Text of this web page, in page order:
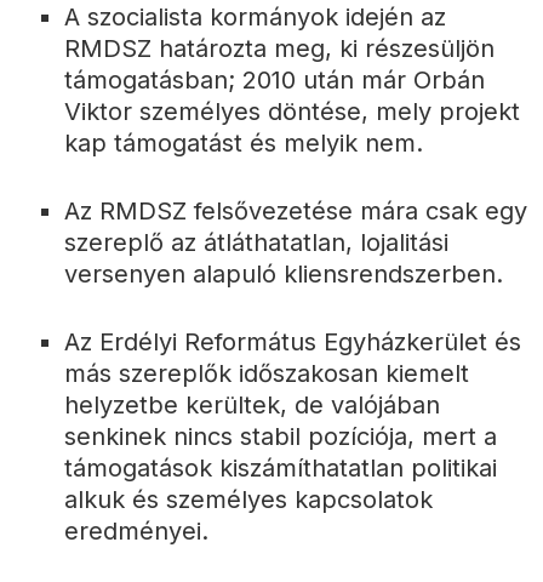
A szocialista kormányok idején az
RMDSZ határozta meg, ki részesüljön
támogatásban; 2010 után már Orbán
Viktor személyes döntése, mely projekt
kap támogatást és melyik nem.
Az RMDSZ felsővezetése mára csak egy
szereplő az átláthatatlan, lojalitási
versenyen alapuló kliensrendszerben.
Az Erdélyi Református Egyházkerület és
más szereplők időszakosan kiemelt
helyzetbe kerültek, de valójában
senkinek nincs stabil pozíciója, mert a
támogatások kiszámíthatatlan politikai
alkuk és személyes kapcsolatok
eredményei.